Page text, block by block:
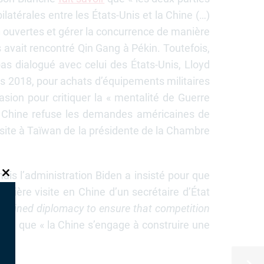
entre les États-Unis et la Chine (…)
et gérer la concurrence de manière
rencontré Qin Gang à Pékin. Toutefois,
dialogué avec celui des États-Unis, Lloyd
2018, pour achats d’équipements militaires
pour critiquer la « mentalité de Guerre
refuse les demandes américaines de
à Taïwan de la présidente de la Chambre
l’administration Biden a insisté pour que
visite en Chine d’un secrétaire d’État
diplomacy to ensure that competition
que « la Chine s’engage à construire une
CLOSE
THIS
MODULE